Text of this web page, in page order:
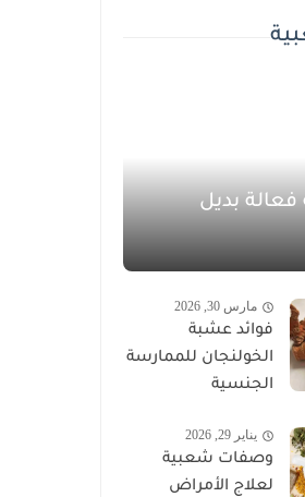
بديل
مارس 30, 2026
فوائد عشبة
الخولنجان للممارسة
الجنسية
يناير 29, 2026
وصفات شعبية
لعلاج الأمراض